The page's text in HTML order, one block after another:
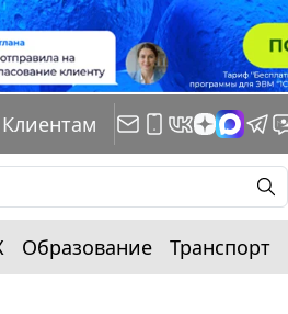
Клиентам
Образование Транспорт